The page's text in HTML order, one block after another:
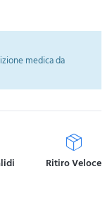
medica da
Ritiro Veloce